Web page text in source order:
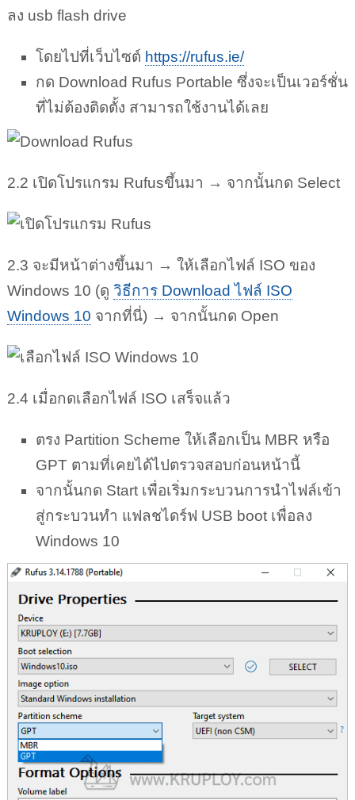
ลง usb flash drive
โดยไปที่เว็บไซต์ https://rufus.ie/
กด Download Rufus Portable ซึ่งจะเป็นเวอร์ชั่น
ที่ไม่ต้องติดตั้ง สามารถใช้งานได้เลย
2.2 เปิดโปรแกรม Rufusขึ้นมา → จากนั้นกด Select
2.3 จะมีหน้าต่างขึ้นมา → ให้เลือกไฟล์ ISO ของ
Windows 10 (ดู วิธีการ Download ไฟล์ ISO
Windows 10 จากที่นี่) → จากนั้นกด Open
2.4 เมื่อกดเลือกไฟล์ ISO เสร็จแล้ว
ตรง Partition Scheme ให้เลือกเป็น MBR หรือ
GPT ตามที่เคยได้ไปตรวจสอบก่อนหน้านี้
จากนั้นกด Start เพื่อเริ่มกระบวนการนำไฟล์เข้า
สู่กระบวนทํา แฟลชไดร์ฟ USB boot เพื่อลง
Windows 10